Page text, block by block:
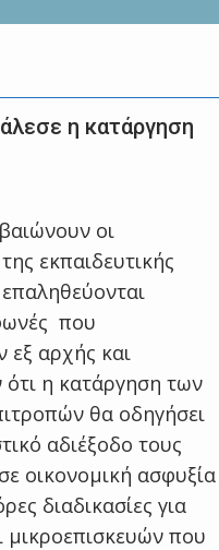
η κατάργηση
οι
εκπαιδευτικής
που
εξ αρχής και
η κατάργηση των
θα οδηγήσει
αδιέξοδο τους
οικονομική ασφυξία
διαδικασίες για
μικροεπισκευών που